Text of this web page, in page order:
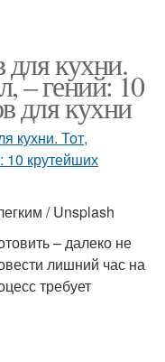
для кухни.
– гений: 10
для кухни
/ Unsplash
– далеко не
лишний час на
требует